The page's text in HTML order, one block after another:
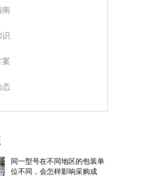
南
案
态
同一型号在不同地区的包装单
位不同，会怎样影响采购成